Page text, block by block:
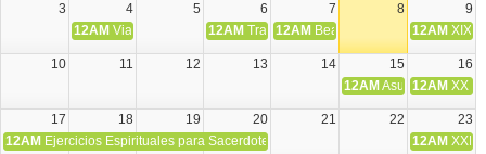
3 4 5 6 7 8
9
12AM Viaje Diocesano a Japón.
12AM Transfiguración del Señor
12AM Beatos Cruz Laplana,
12AM XIX
10 11 12 13 14 15
16
12AM Asunción de la
12AM XX
17 18 19 20 21 22
23
12AM Ejercicios Espirituales para Sacerdotes. Priego. 12AM XXI